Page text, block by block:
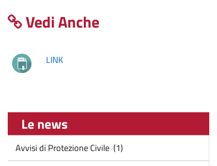
Vedi Anche
LINK
Le news
Avvisi di Protezione Civile (1)